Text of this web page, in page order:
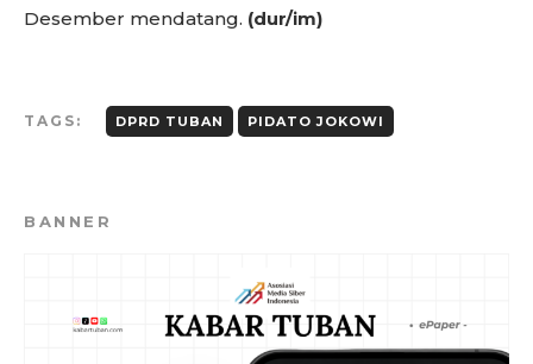
Desember mendatang. (dur/im)
TAGS: DPRD TUBAN PIDATO JOKOWI
BANNER